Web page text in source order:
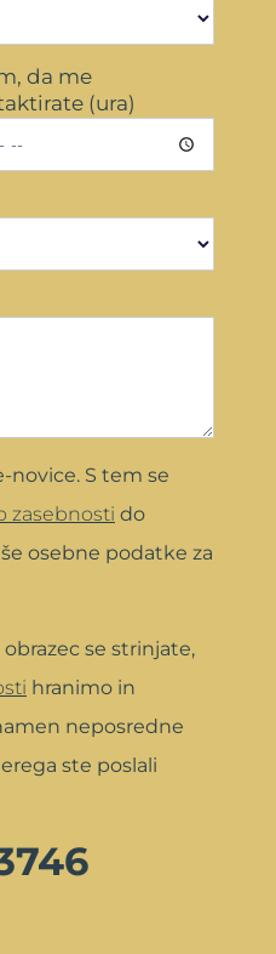
da me
(ura)
novice. S tem se
zasebnosti do
osebne podatke za
se strinjate,
hranimo in
neposredne
ste poslali